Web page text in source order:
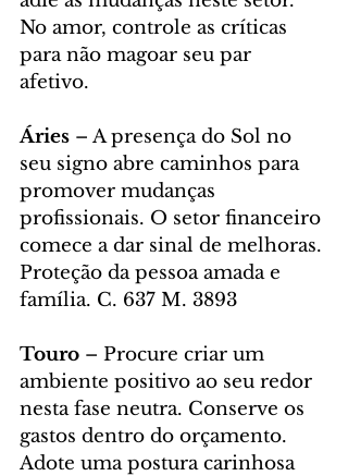
No amor, controle as críticas
para não magoar seu par
afetivo.
Áries – A presença do Sol no
seu signo abre caminhos para
promover mudanças
profissionais. O setor financeiro
comece a dar sinal de melhoras.
Proteção da pessoa amada e
família. C. 637 M. 3893
Touro – Procure criar um
ambiente positivo ao seu redor
nesta fase neutra. Conserve os
gastos dentro do orçamento.
Adote uma postura carinhosa